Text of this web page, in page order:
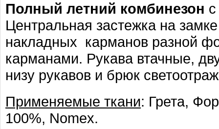
Полный летний комбинезон
Центральная застежка на
накладных карманов разной
карманами. Рукава втачные,
низу рукавов и брюк
Применяемые ткани: Грета,
100%, Nomex.